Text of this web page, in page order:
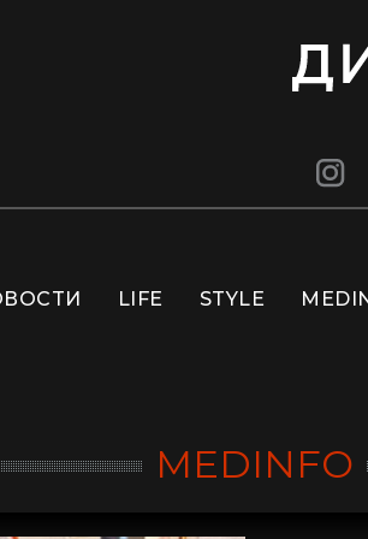
LIFE STYLE
MEDINFO